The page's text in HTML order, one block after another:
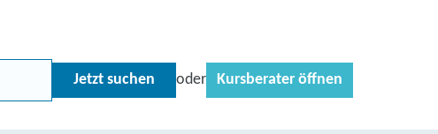
Jetzt suchen oder Kursberater öffnen